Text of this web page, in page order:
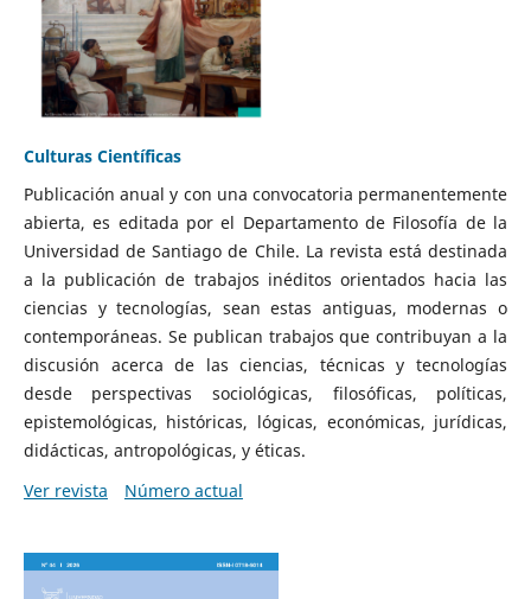
Culturas Científicas
Publicación anual y con una convocatoria permanentemente
abierta, es editada por el Departamento de Filosofía de la
Universidad de Santiago de Chile. La revista está destinada
a la publicación de trabajos inéditos orientados hacia las
ciencias y tecnologías, sean estas antiguas, modernas o
contemporáneas. Se publican trabajos que contribuyan a la
discusión acerca de las ciencias, técnicas y tecnologías
desde perspectivas sociológicas, filosóficas, políticas,
epistemológicas, históricas, lógicas, económicas, jurídicas,
didácticas, antropológicas, y éticas.
Ver revista
Número actual